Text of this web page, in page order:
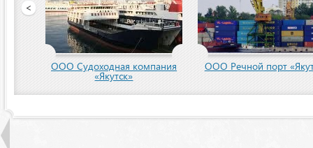
<
ООО Речной порт «Якутск»